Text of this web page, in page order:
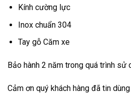
Kính cường lực
Inox chuẩn 304
Tay gỗ Căm xe
Bảo hành 2 năm trong quá trình sử
Cảm ơn quý khách hàng đã tin